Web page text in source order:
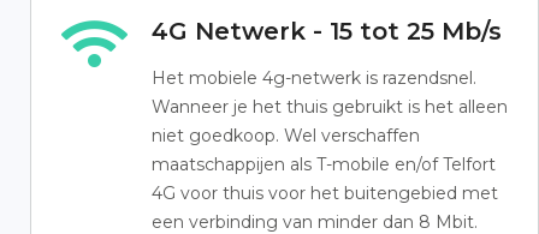
4G Netwerk - 15 tot 25 Mb/s
Het mobiele 4g-netwerk is razendsnel.
Wanneer je het thuis gebruikt is het alleen
niet goedkoop. Wel verschaffen
maatschappijen als T-mobile en/of Telfort
4G voor thuis voor het buitengebied met
een verbinding van minder dan 8 Mbit.